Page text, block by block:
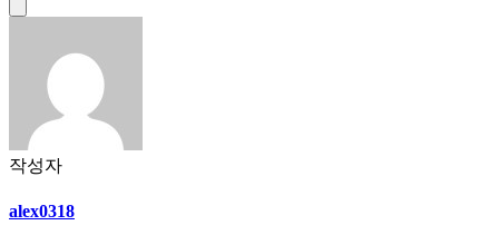
작성자
alex0318